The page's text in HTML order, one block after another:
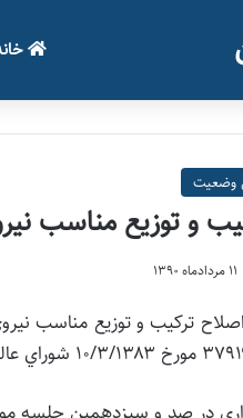
وضعیت
و توزیع مناسب
۱۱ مرداد‌ماه ۱۳۹۰
ترکيب و توزيع مناسب